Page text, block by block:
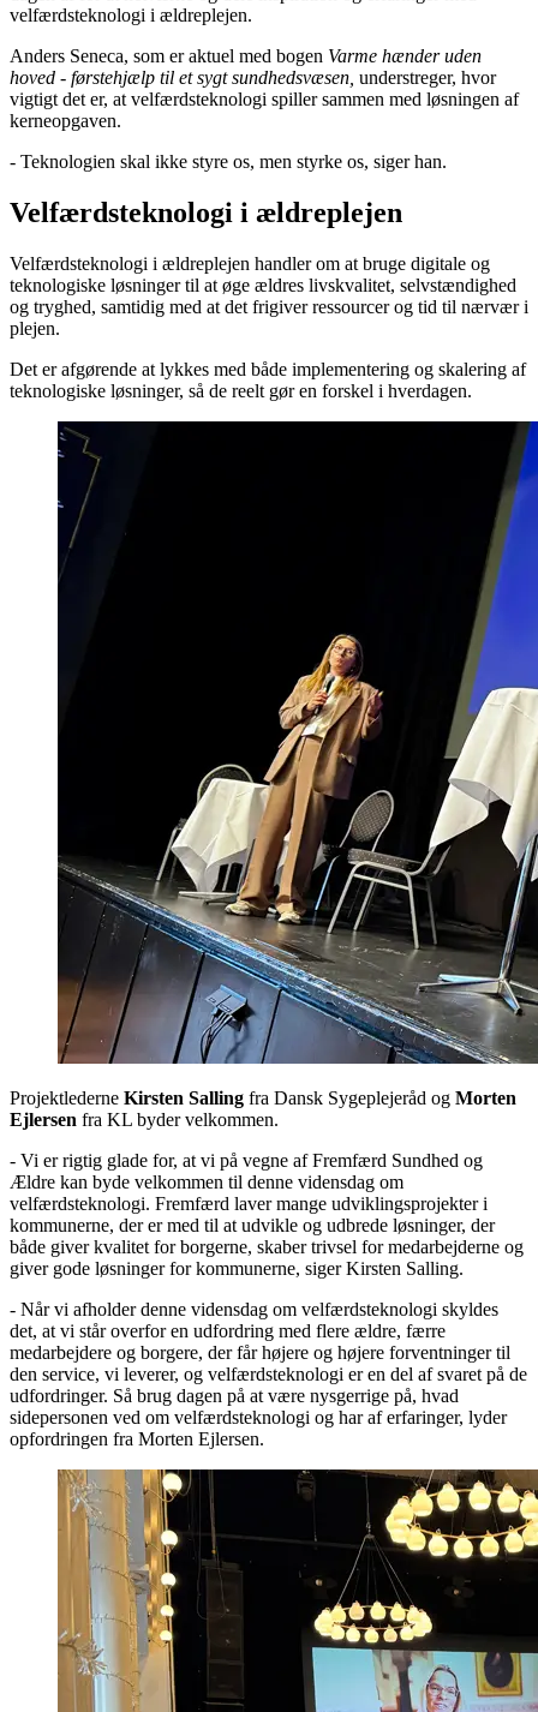
velfærdsteknologi i ældreplejen.
Anders Seneca, som er aktuel med bogen Varme hænder uden
hoved - førstehjælp til et sygt sundhedsvæsen, understreger, hvor
vigtigt det er, at velfærdsteknologi spiller sammen med løsningen af
kerneopgaven.
- Teknologien skal ikke styre os, men styrke os, siger han.
Velfærdsteknologi i ældreplejen
Velfærdsteknologi i ældreplejen handler om at bruge digitale og
teknologiske løsninger til at øge ældres livskvalitet, selvstændighed
og tryghed, samtidig med at det frigiver ressourcer og tid til nærvær i
plejen.
Det er afgørende at lykkes med både implementering og skalering af
teknologiske løsninger, så de reelt gør en forskel i hverdagen.
Projektlederne Kirsten Salling fra Dansk Sygeplejeråd og Morten
Ejlersen fra KL byder velkommen.
- Vi er rigtig glade for, at vi på vegne af Fremfærd Sundhed og
Ældre kan byde velkommen til denne vidensdag om
velfærdsteknologi. Fremfærd laver mange udviklingsprojekter i
kommunerne, der er med til at udvikle og udbrede løsninger, der
både giver kvalitet for borgerne, skaber trivsel for medarbejderne og
giver gode løsninger for kommunerne, siger Kirsten Salling.
- Når vi afholder denne vidensdag om velfærdsteknologi skyldes
det, at vi står overfor en udfordring med flere ældre, færre
medarbejdere og borgere, der får højere og højere forventninger til
den service, vi leverer, og velfærdsteknologi er en del af svaret på de
udfordringer. Så brug dagen på at være nysgerrige på, hvad
sidepersonen ved om velfærdsteknologi og har af erfaringer, lyder
opfordringen fra Morten Ejlersen.